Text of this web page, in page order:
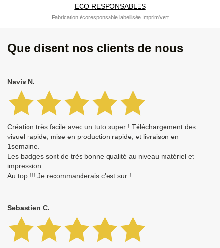
ECO RESPONSABLES
Fabrication écoresponsable labellisée Imprim'vert
Que disent nos clients de nous
Navis N.
Création très facile avec un tuto super ! Téléchargement des
visuel rapide, mise en production rapide, et livraison en
1semaine.
Les badges sont de très bonne qualité au niveau matériel et
impression.
Au top !!! Je recommanderais c'est sur !
Sebastien C.